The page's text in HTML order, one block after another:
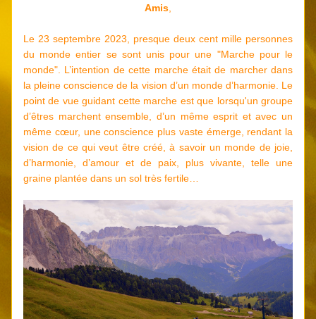
Amis
Le 23 septembre 2023, presque deux cent mille personnes
du monde entier se sont unis pour une "Marche pour le
monde". L’intention de cette marche était de marcher dans
la pleine conscience de la vision d’un monde d’harmonie. Le
point de vue guidant cette marche est que lorsqu'un groupe
d’êtres marchent ensemble, d’un même esprit et avec un
même cœur, une conscience plus vaste émerge, rendant la
vision de ce qui veut être créé, à savoir un monde de joie,
d’harmonie, d’amour et de paix, plus vivante, telle une
graine plantée dans un sol très fertile…